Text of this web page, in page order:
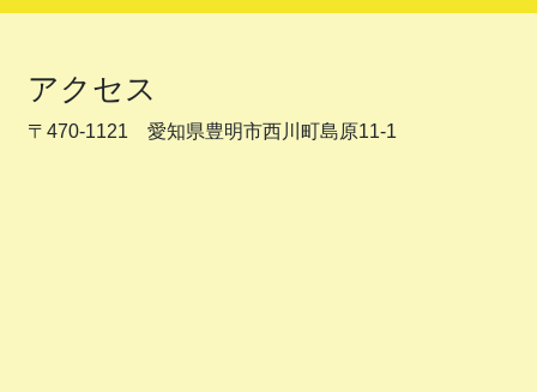
アクセス
〒470-1121 愛知県豊明市西川町島原11-1